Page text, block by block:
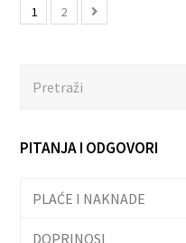
1 2
PITANJA I ODGOVORI
PLAĆE I NAKNADE
DOPRINOSI